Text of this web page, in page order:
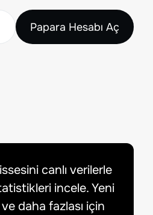
Papara Hesabı Aç
canlı verilerle
incele. Yeni
daha fazlası için